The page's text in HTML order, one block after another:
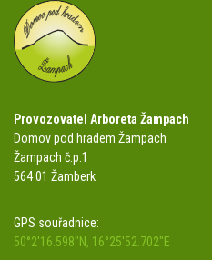
Provozovatel Arboreta Žampach
Domov pod hradem Žampach
Žampach č.p.1
564 01 Žamberk
GPS souřadnice:
50°2'16.598"N, 16°25'52.702"E